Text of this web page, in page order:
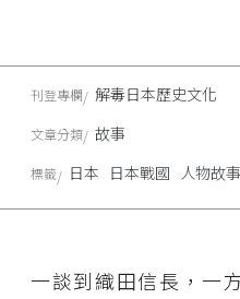
一談到織田信長，一
刊登專欄 解毒日本歷史文化
文章分類 故事
標籤 日本 日本戰國 人物故事